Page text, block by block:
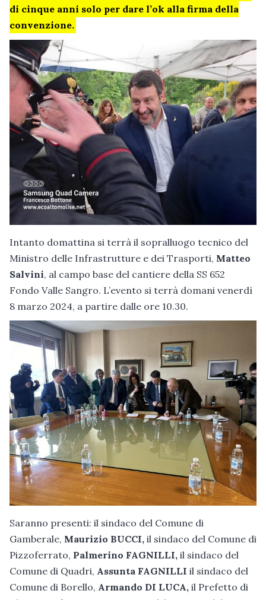
di cinque anni solo per dare l’ok alla firma della
convenzione.
Intanto domattina si terrà il sopralluogo tecnico del
Ministro delle Infrastrutture e dei Trasporti, Matteo
Salvini, al campo base del cantiere della SS 652
Fondo Valle Sangro. L’evento si terrà domani venerdì
8 marzo 2024, a partire dalle ore 10.30.
Saranno presenti: il sindaco del Comune di
Gamberale, Maurizio BUCCI, il sindaco del Comune di
Pizzoferrato, Palmerino FAGNILLI, il sindaco del
Comune di Quadri, Assunta FAGNILLI il sindaco del
Comune di Borello, Armando DI LUCA, il Prefetto di